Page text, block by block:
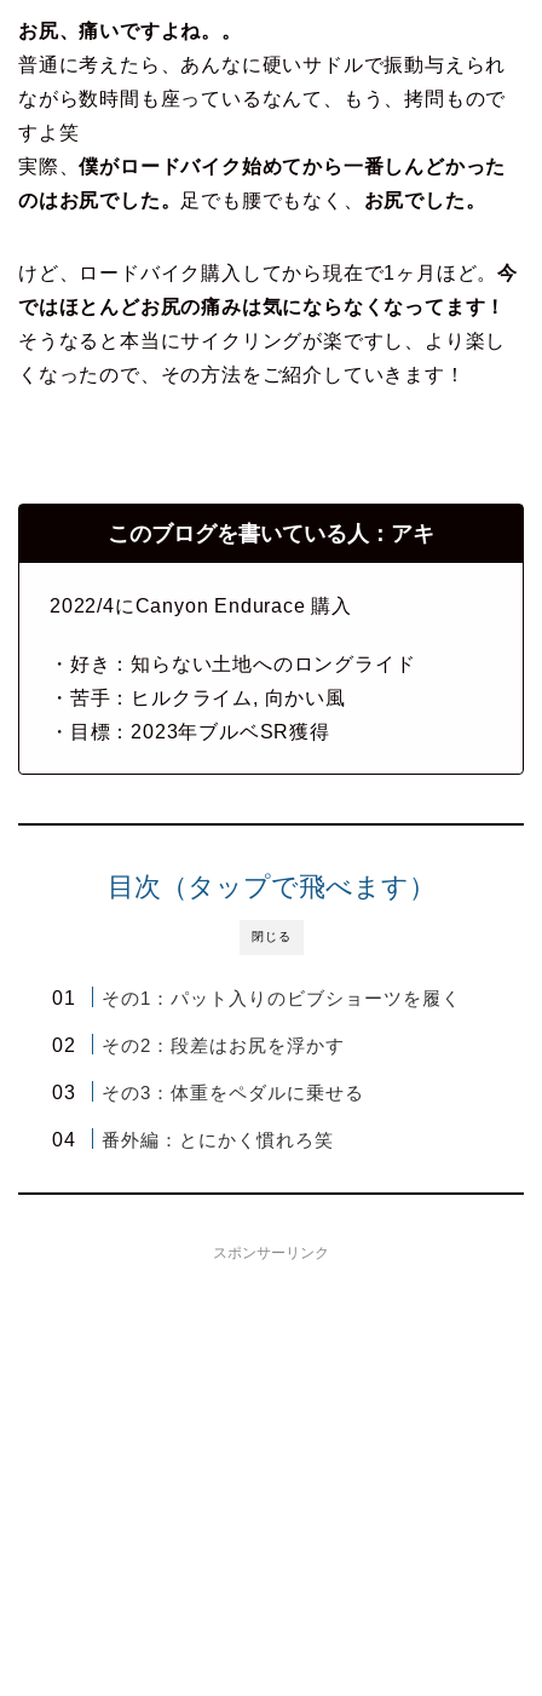
お尻、痛いですよね。。
普通に考えたら、あんなに硬いサドルで振動与えられ
ながら数時間も座っているなんて、もう、拷問もので
すよ笑
実際、僕がロードバイク始めてから一番しんどかった
のはお尻でした。 足でも腰でもなく、 お尻でした。
けど、ロードバイク購入してから現在で1ヶ月ほど。今
ではほとんどお尻の痛みは気にならなくなってます！
そうなると本当にサイクリングが楽ですし、より楽し
くなったので、その方法をご紹介していきます！
このブログを書いている人：アキ
2022/4にCanyon Endurace 購入
・好き：知らない土地へのロングライド
・苦手：ヒルクライム, 向かい風
・目標：2023年ブルベSR獲得
閉じる
目次（タップで飛べます）
その1：パット入りのビブショーツを履く
その2：段差はお尻を浮かす
その3：体重をペダルに乗せる
番外編：とにかく慣れろ笑
スポンサーリンク